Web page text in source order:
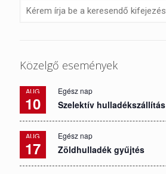
Közelgő események
AUG
10
Egész nap
Szelektív hulladékszállítás
AUG
17
Egész nap
Zöldhulladék gyűjtés